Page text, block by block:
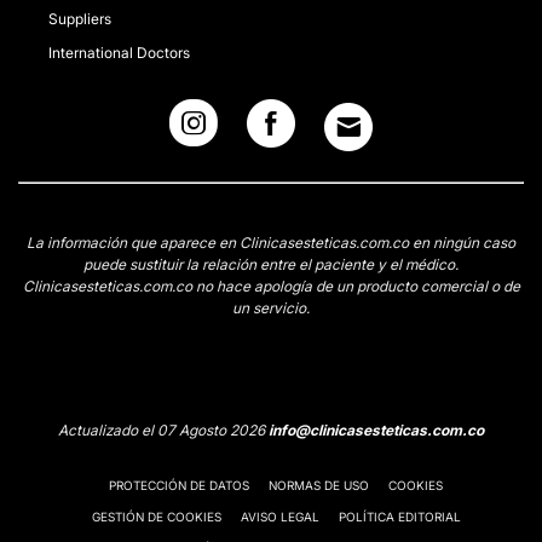
Suppliers
International Doctors
La información que aparece en Clinicasesteticas.com.co en ningún caso
puede sustituir la relación entre el paciente y el médico.
Clinicasesteticas.com.co no hace apología de un producto comercial o de
un servicio.
Actualizado el 07 Agosto 2026info@clinicasesteticas.com.co
PROTECCIÓN DE DATOS NORMAS DE USO COOKIES
GESTIÓN DE COOKIES AVISO LEGAL POLÍTICA EDITORIAL